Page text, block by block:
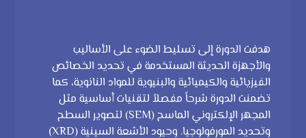
هدفت الدورة إلى تسليط الضوء على الأساليب
والأجهزة الحديثة المستخدمة في تحديد الخصائص
الفيزيائية والكيميائية والبنيوية للمواد النانوية، كما
تضمنت الدورة شرحاً مفصلاً لتقنيات أساسية مثل
المجهر الإلكتروني الماسح (SEM) لتصوير السطح
وتحديد المورفولوجيا. وحيود الأشعة السينية (XRD)